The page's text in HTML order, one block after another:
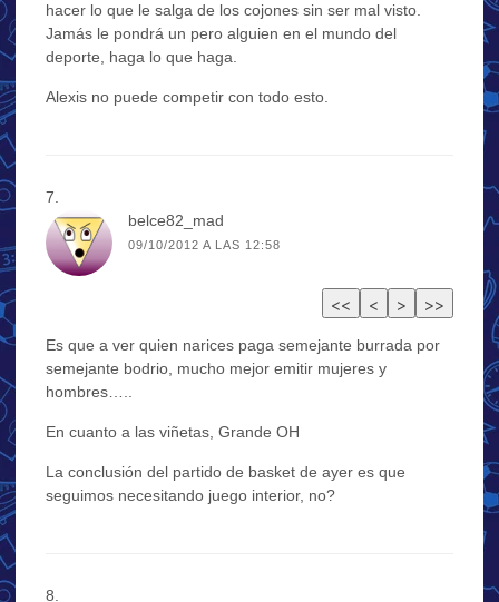
hacer lo que le salga de los cojones sin ser mal visto.
Jamás le pondrá un pero alguien en el mundo del
deporte, haga lo que haga.
Alexis no puede competir con todo esto.
belce82_mad
09/10/2012 A LAS 12:58
Es que a ver quien narices paga semejante burrada por
semejante bodrio, mucho mejor emitir mujeres y
hombres…..
En cuanto a las viñetas, Grande OH
La conclusión del partido de basket de ayer es que
seguimos necesitando juego interior, no?